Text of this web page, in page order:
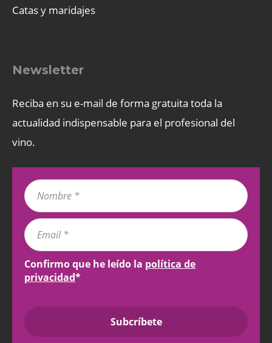
Catas y maridajes
Newsletter
Reciba en su e-mail de forma gratuita toda la
actualidad indispensable para el profesional del
vino.
Confirmo que he leído la política de
privacidad*